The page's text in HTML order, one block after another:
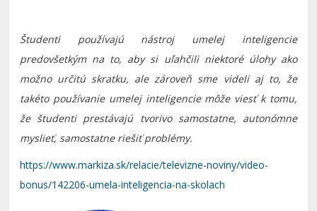
Študenti používajú nástroj umelej inteligencie
predovšetkým na to, aby si uľahčili niektoré úlohy ako
možno určitú skratku, ale zároveň sme videli aj to, že
takéto používanie umelej inteligencie môže viesť k tomu,
že študenti prestávajú tvorivo samostatne, autonómne
myslieť, samostatne riešiť problémy.
https://www.markiza.sk/relacie/televizne-noviny/video-
bonus/142206-umela-inteligencia-na-skolach